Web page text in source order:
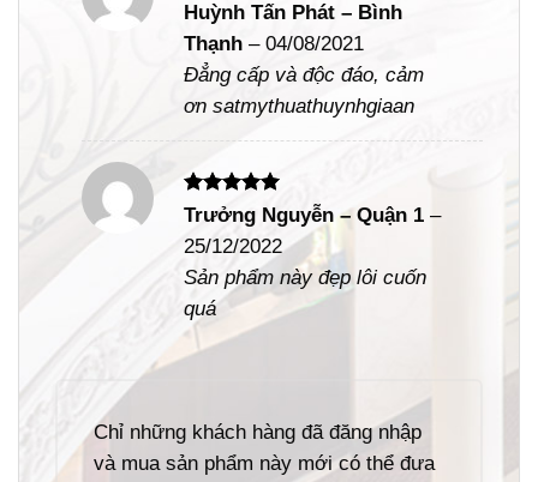
Được xếp
hạng
sao
Huỳnh Tấn Phát – Bình
Thạnh– 04/08/2021
Đẳng cấp và độc đáo, cảm
ơn satmythuathuynhgiaan
Được xếp
5
sao
Trưởng Nguyễn – Quận 1–
25/12/2022
Sản phẩm này đẹp lôi cuốn
quá
Chỉ những khách hàng đã đăng nhập
và mua sản phẩm này mới có thể đưa